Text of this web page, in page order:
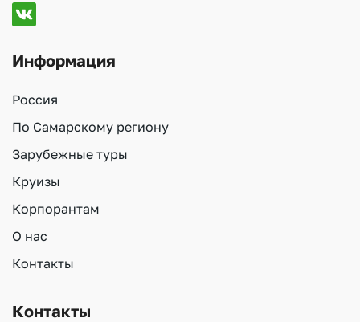
Информация
Россия
По Самарскому региону
Зарубежные туры
Круизы
Корпорантам
О нас
Контакты
Контакты